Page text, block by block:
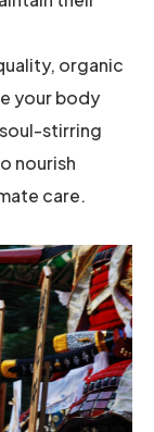
organic
your body
stirring
nourish
care.